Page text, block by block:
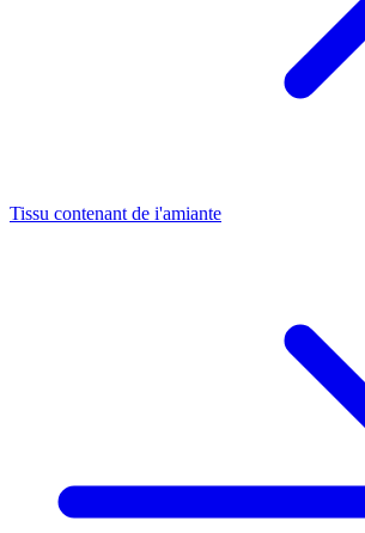
Tissu contenant de i'amiante